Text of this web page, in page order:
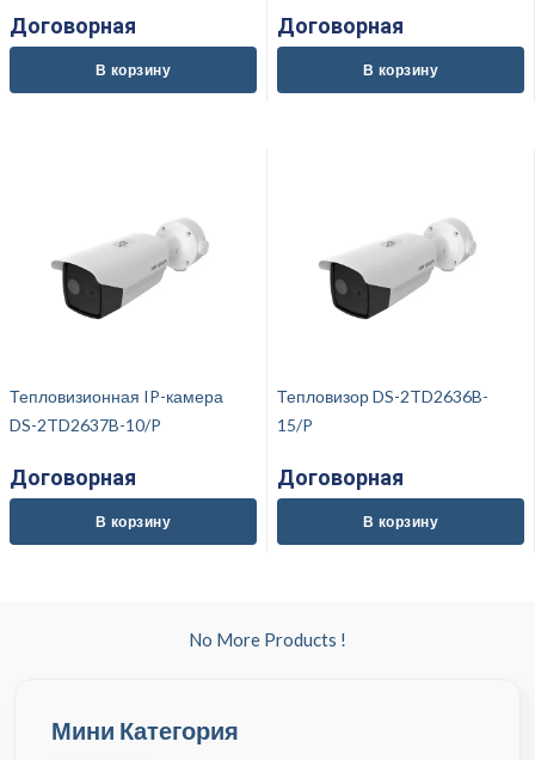
Договорная
В корзину
Договорная
В корзину
Тепловизионная IP-камера
DS-2TD2637B-10/P
Договорная
В корзину
Тепловизор DS-2TD2636B-
15/P
Договорная
В корзину
No More Products !
Мини Категория